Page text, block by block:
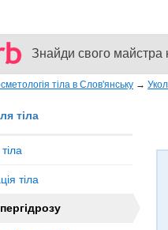
Знайди свого майстра
тіла в Слов'янську →
тіла
тіла